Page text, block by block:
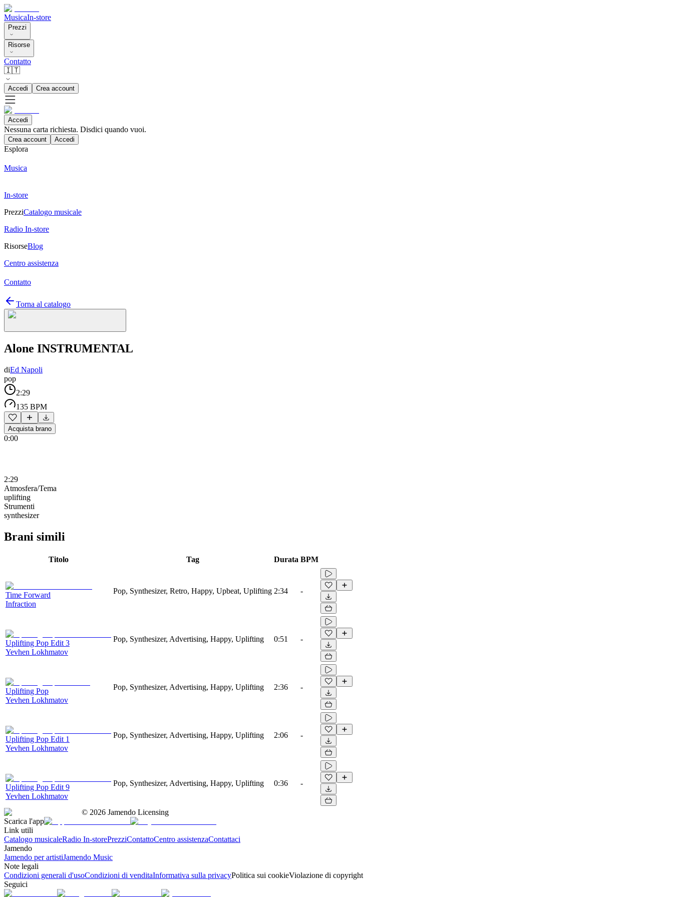
MusicaIn-store
Prezzi
Risorse
Contatto
🇮🇹
Accedi Crea account
Accedi
Nessuna carta richiesta. Disdici quando vuoi.
Crea account Accedi
Esplora
Musica
In-store
PrezziCatalogo musicale
Radio In-store
RisorseBlog
Centro assistenza
Contatto
Torna al catalogo
Alone INSTRUMENTAL
diEd Napoli
pop
2:29
135 BPM
Acquista brano
0:00
2:29
Atmosfera/Tema
uplifting
Strumenti
synthesizer
Brani simili
Titolo Tag Durata BPM
Time Forward
Infraction
Pop, Synthesizer, Retro, Happy, Upbeat, Uplifting 2:34 -
Uplifting Pop Edit 3
Yevhen Lokhmatov
Pop, Synthesizer, Advertising, Happy, Uplifting 0:51 -
Uplifting Pop
Yevhen Lokhmatov
Pop, Synthesizer, Advertising, Happy, Uplifting 2:36 -
Uplifting Pop Edit 1
Yevhen Lokhmatov
Pop, Synthesizer, Advertising, Happy, Uplifting 2:06 -
Uplifting Pop Edit 9
Yevhen Lokhmatov
Pop, Synthesizer, Advertising, Happy, Uplifting 0:36 -
© 2026 Jamendo Licensing
Scarica l'app
Link utili
Catalogo musicaleRadio In-storePrezziContattoCentro assistenzaContattaci
Jamendo
Jamendo per artistiJamendo Music
Note legali
Condizioni generali d'usoCondizioni di venditaInformativa sulla privacyPolitica sui cookieViolazione di copyright
Seguici